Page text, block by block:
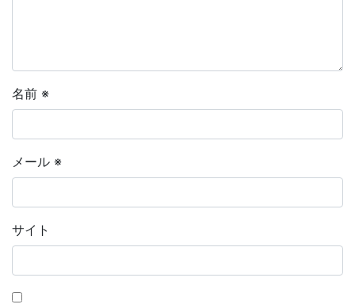
名前 ※
メール ※
サイト